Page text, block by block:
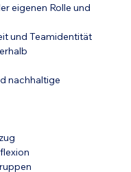
eigenen Rolle und
und Teamidentität
nachhaltige